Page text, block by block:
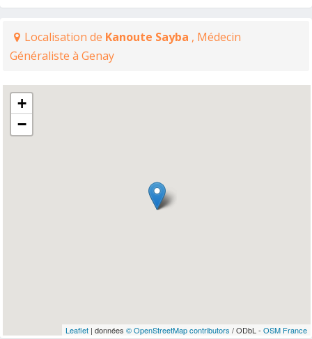
Localisation de Kanoute Sayba , Médecin
Généraliste à Genay
+
−
Leaflet| données © OpenStreetMap contributors / ODbL - OSM France